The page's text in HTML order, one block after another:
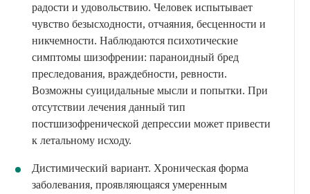
радости и удовольствию. Человек испытывает
чувство безысходности, отчаяния, бесценности и
никчемности. Наблюдаются психотические
симптомы шизофрении: параноидный бред
преследования, враждебности, ревности.
Возможны суицидальные мысли и попытки. При
отсутствии лечения данный тип
постшизофренической депрессии может привести
к летальному исходу.
Дистимический вариант. Хроническая форма
заболевания, проявляющаяся умеренным